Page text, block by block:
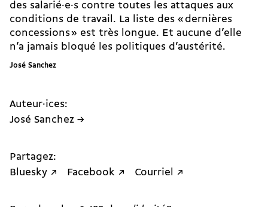
des salarié·e·s contre toutes les attaques aux
conditions de travail. La liste des « dernières
concessions » est très longue. Et aucune d’elle
n’a jamais bloqué les politiques d’austérité.
José Sanchez
Auteur·ices:
José Sanchez →
Partagez:
Bluesky ↗
Facebook ↗ Courriel ↗